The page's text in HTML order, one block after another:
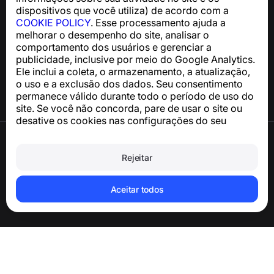
dispositivos que você utiliza) de acordo com a
COOKIE POLICY. Esse processamento ajuda a
melhorar o desempenho do site, analisar o
comportamento dos usuários e gerenciar a
publicidade, inclusive por meio do Google Analytics.
Ele inclui a coleta, o armazenamento, a atualização,
o uso e a exclusão dos dados. Seu consentimento
permanece válido durante todo o período de uso do
site. Se você não concorda, pare de usar o site ou
desative os cookies nas configurações do seu
Rejeitar
Aceitar todos
Central de Ajuda
Notícias e Artigos
Sobre o projeto
Contatos
Excluir a conta e os dados pessoais